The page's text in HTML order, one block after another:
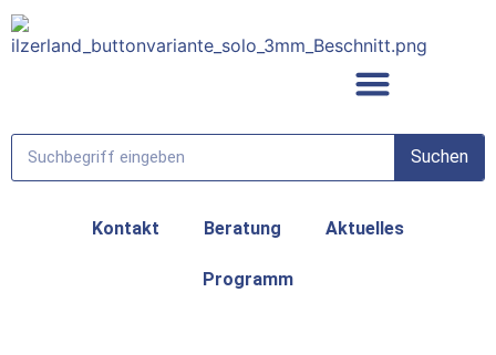
Suchen
Kontakt Beratung Aktuelles
Programm